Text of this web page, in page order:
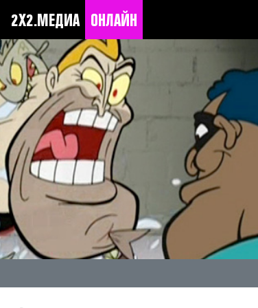
2Х2.МЕДИА ОНЛАЙН